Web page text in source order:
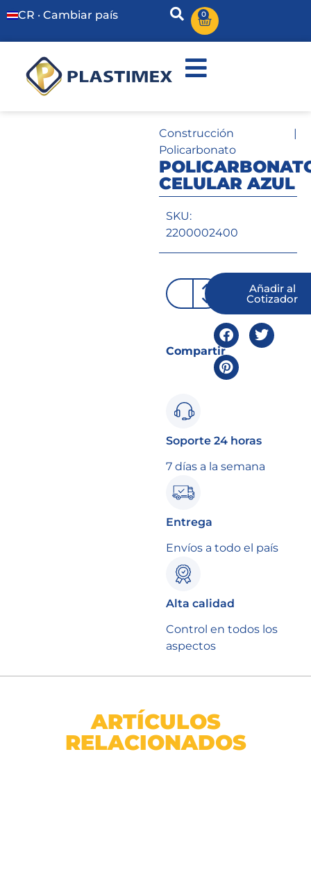
CR · Cambiar país 0
Construcción |
Policarbonato
CELULAR AZUL
SKU:
2200002400
Añadir al
Cotizador
Compartir
Soporte 24 horas
7 días a la semana
Entrega
Envíos a todo el país
Alta calidad
Control en todos los
aspectos
ARTÍCULOS
RELACIONADOS